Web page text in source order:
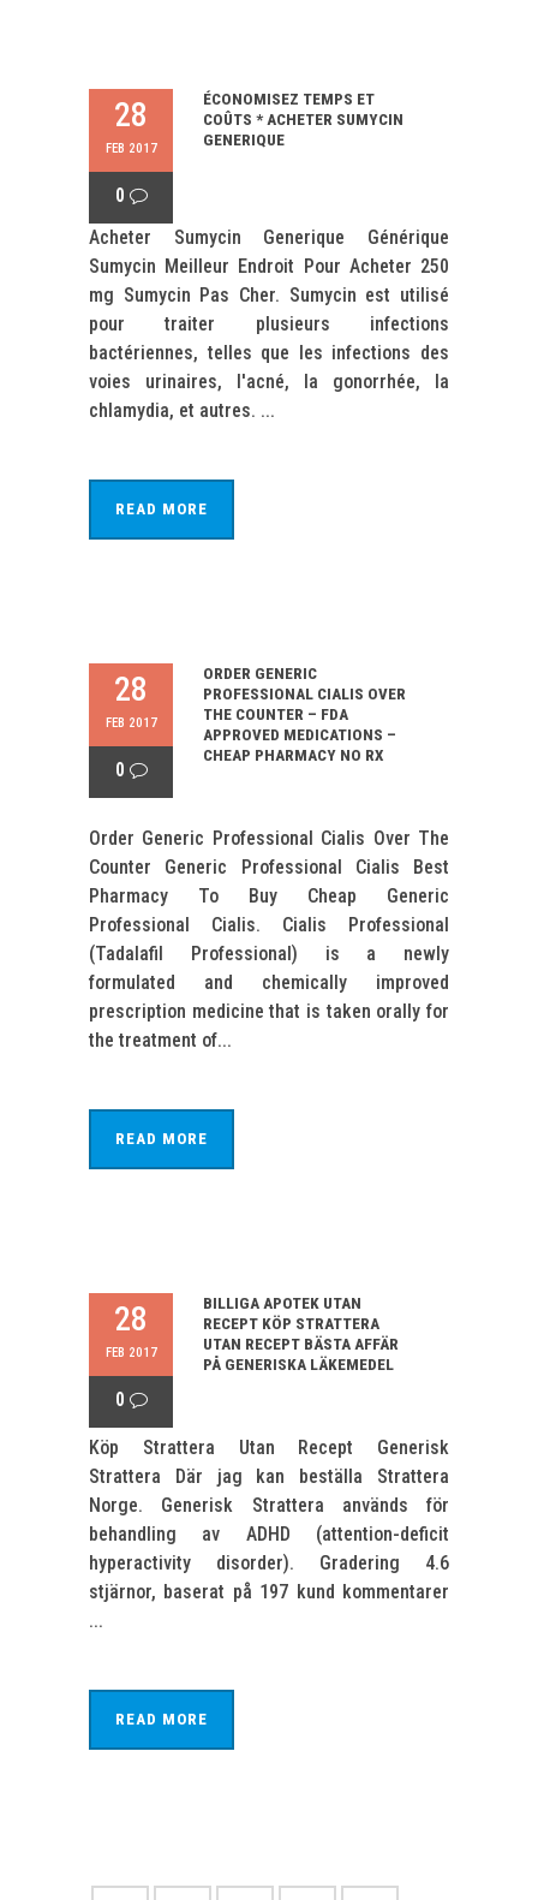
28
FEB 2017
0
ÉCONOMISEZ TEMPS ET
COÛTS * ACHETER SUMYCIN
GENERIQUE
Acheter Sumycin Generique Générique
Sumycin Meilleur Endroit Pour Acheter 250
mg Sumycin Pas Cher. Sumycin est utilisé
pour traiter plusieurs infections
bactériennes, telles que les infections des
voies urinaires, l'acné, la gonorrhée, la
chlamydia, et autres. ...
READ MORE
28
FEB 2017
0
ORDER GENERIC
PROFESSIONAL CIALIS OVER
THE COUNTER – FDA
APPROVED MEDICATIONS –
CHEAP PHARMACY NO RX
Order Generic Professional Cialis Over The
Counter Generic Professional Cialis Best
Pharmacy To Buy Cheap Generic
Professional Cialis. Cialis Professional
(Tadalafil Professional) is a newly
formulated and chemically improved
prescription medicine that is taken orally for
the treatment of...
READ MORE
28
FEB 2017
0
BILLIGA APOTEK UTAN
RECEPT KÖP STRATTERA
UTAN RECEPT BÄSTA AFFÄR
PÅ GENERISKA LÄKEMEDEL
Köp Strattera Utan Recept Generisk
Strattera Där jag kan beställa Strattera
Norge. Generisk Strattera används för
behandling av ADHD (attention-deficit
hyperactivity disorder). Gradering 4.6
stjärnor, baserat på 197 kund kommentarer
...
READ MORE